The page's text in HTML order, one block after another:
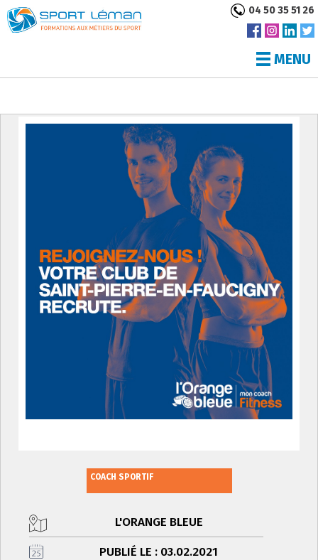
04 50 35 51 26
MENU
COACH SPORTIF
L'ORANGE BLEUE
PUBLIÉ LE : 03.02.2021